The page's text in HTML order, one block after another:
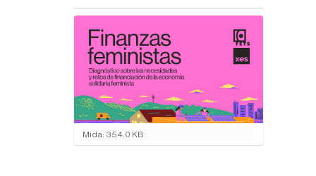
F
e
Mida: 354.0 KB